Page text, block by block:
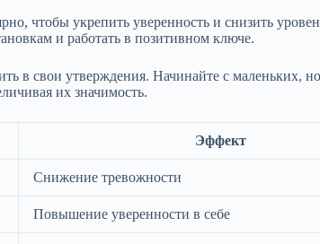
чтобы укрепить уверенность и снизить
и работать в позитивном ключе.
в свои утверждения. Начинайте с маленьких,
их значимость.
Эффект
Снижение тревожности
Повышение уверенности в себе